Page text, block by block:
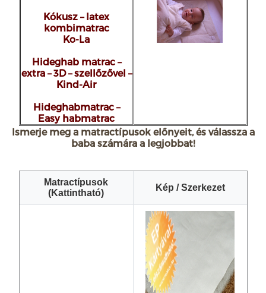
Kókusz – latex
kombimatrac
Ko-La
Hideghab matrac –
extra – 3D – szellőzővel –
Kind-Air
Hideghabmatrac –
Easy habmatrac
Ismerje meg a matractípusok előnyeit, és válassza a
baba számára a legjobbat!
Matractípusok
(Kattintható)
Kép / Szerkezet